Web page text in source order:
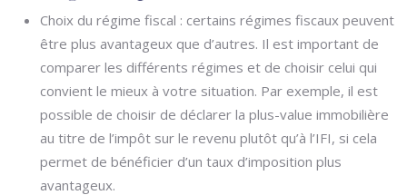
Choix du régime fiscal : certains régimes fiscaux peuvent
être plus avantageux que d’autres. Il est important de
comparer les différents régimes et de choisir celui qui
convient le mieux à votre situation. Par exemple, il est
possible de choisir de déclarer la plus-value immobilière
au titre de l’impôt sur le revenu plutôt qu’à l’IFI, si cela
permet de bénéficier d’un taux d’imposition plus
avantageux.